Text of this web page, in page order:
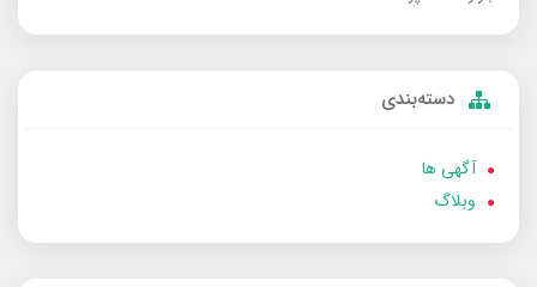
دسته‌بندی
آگهی ها
وبلاگ